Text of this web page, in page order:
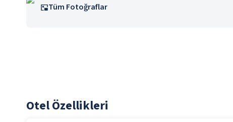
Tüm Fotoğraflar
Otel Özellikleri